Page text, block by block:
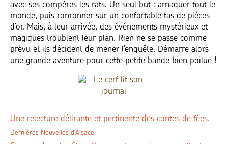
avec ses compères les rats. Un seul but : arnaquer tout le
monde, puis ronronner sur un confortable tas de pièces
d’or. Mais, à leur arrivée, des événements mystérieux et
magiques troublent leur plan. Rien ne se passe comme
prévu et ils décident de mener l’enquête. Démarre alors
une grande aventure pour cette petite bande bien poilue !
Une relecture délirante et pertinente des contes de fées.
Dernières Nouvelles d'Alsace